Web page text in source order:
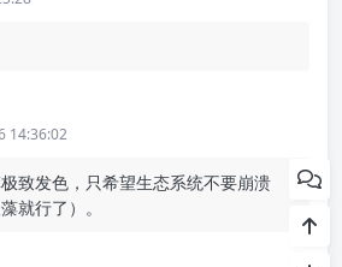
14:36:02
致发色，只希望生态系统不要崩溃
就行了）。